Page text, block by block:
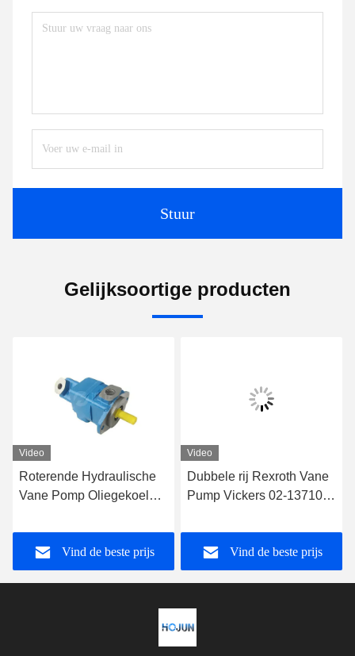
Stuur
Gelijksoortige producten
Video
Roterende Hydraulische
Vane Pomp Oliegekoelde
Pomp 20V11A-1D22R
Vind de beste prijs
Video
Dubbele rij Rexroth Vane
Pump Vickers 02-137106-
Vind de beste prijs